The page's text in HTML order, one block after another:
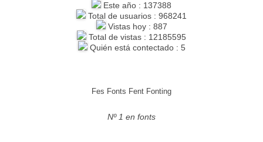
Este año : 137388
Total de usuarios : 968241
Vistas hoy : 887
Total de vistas : 12185595
Quién está contectado : 5
Fes Fonts Fent Fonting
Nº 1 en fonts